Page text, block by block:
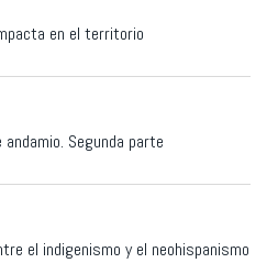
en el territorio
andamio. Segunda parte
el indigenismo y el neohispanismo